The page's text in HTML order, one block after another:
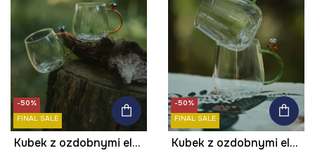
-50%
FINAL SALE
Kubek z ozdobnymi elementami (2-pack)
-50%
FINAL SALE
Kubek z ozdobnymi elementami (2-pack)